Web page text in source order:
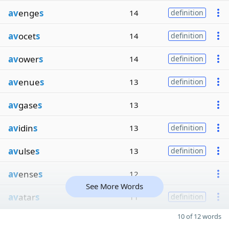
avenges 14 definition
avocets 14 definition
avowers 14 definition
avenues 13 definition
avgases 13
avidins 13 definition
avulses 13 definition
avenses 12
avatars 11 definition
See More Words
10 of 12 words